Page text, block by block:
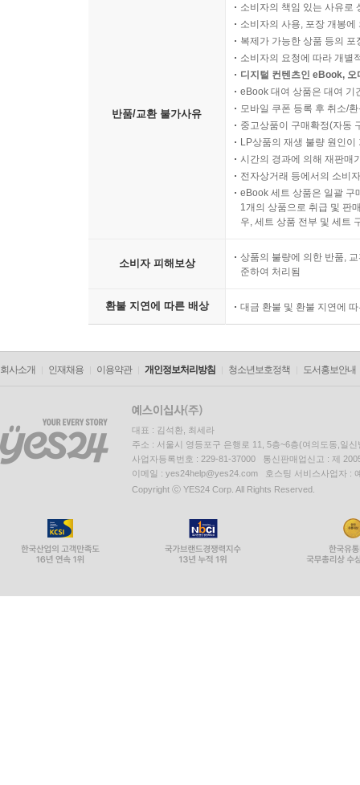
반품/교환 불가사유
소비자의 책임 있는 사유로
소비자의 사용, 포장 개봉
복제가 가능한 상품 등의
소비자의 요청에 따라 개별
디지털 컨텐츠인 eBook,
eBook 대여 상품은 대여 기
모바일 쿠폰 등록 후 취소/
중고상품이 구매확정(자동
LP상품의 재생 불량 원인
시간의 경과에 의해 재판매
전자상거래 등에서의 소비
eBook 세트 상품은 일괄 구
1개의 상품으로 취급 및 판
우, 세트 상품 전부 및 세트
소비자 피해보상
상품의 불량에 의한 반품,
준하여 처리됨
환불 지연에 따른 배상 대금 환불 및 환불 지연에
회사소개 인재채용 이용약관 개인정보처리방침 청소년보호정책 도서홍보안내
대표 : 김석환, 최세라
주소 : 서울시 영등포구 은행로 11, 5층~6층(여의도동,일신
사업자등록번호 : 229-81-37000 통신판매업신고 : 제
이메일 : yes24help@yes24.com 호스팅 서비스사업자 :
Copyright ⓒ YES24 Corp. All Rights Reserved.